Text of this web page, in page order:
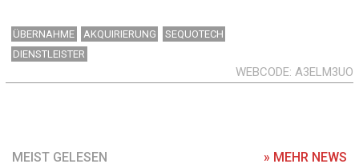
ÜBERNAHME AKQUIRIERUNG
SEQUOTECH
DIENSTLEISTER
WEBCODE A3ELM3UO
MEIST GELESEN » MEHR NEWS